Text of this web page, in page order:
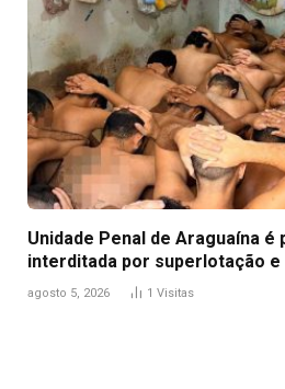
Unidade Penal de Araguaína é
interditada por superlotação
agosto 5, 2026 1 Visitas